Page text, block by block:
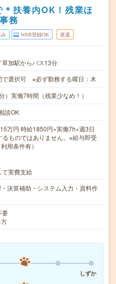
扶養内OK！残業ほ
務
み WEB登録OK 派遣
加駅からバス13分
で選択可 ※必ず勤務する曜日：木
）実働7時間（残業少なめ！）
談OK
万円 時給1850円×実働7h×週3日
ものではありません。※給与即受
用条件有）
て実費支給
決算補助・システム入力・資料作
要
しずか